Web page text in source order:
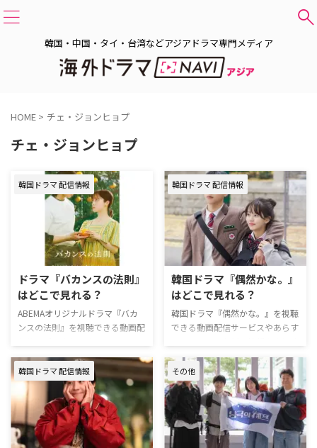
韓国・中国・タイ・台湾などアジアドラマ専門メディア
HOME > チェ・ジョンヒョプ
チェ・ジョンヒョプ
韓国ドラマ 配信情報
ドラマ『バカンスの法則』
はどこで見れる？
ABEMAオリジナルドラマ『バカ
ンスの法則』を視聴できる動画配
などの情報をまとめた。 ドラマ
『バカンスの法則』配信情報
『バカンスの法則』は、
ABEMA（アベマ）にて2026年7月
27日（月）より配信スタート。
なお、7月31日（金）より、
Netflixでの世界配信も決定してい
韓国ドラマ 配信情報
韓国ドラマ『偶然かな。』
はどこで見れる？
韓国ドラマ『偶然かな。』を視聴
できる動画配信サービスやあらす
た。 韓国ドラマ『偶然かな。』
配信情報 韓国ドラマ『偶然か
な。』を視聴できる動画配信サー
ビスは下記の通り。 動画配信サ
ービス配信状況 U-NEXT Disney+
Prime Video Hulu Netflix 『偶然
かな。』を見るならU-NEXTがお
韓国ドラマ 配信情報 その他